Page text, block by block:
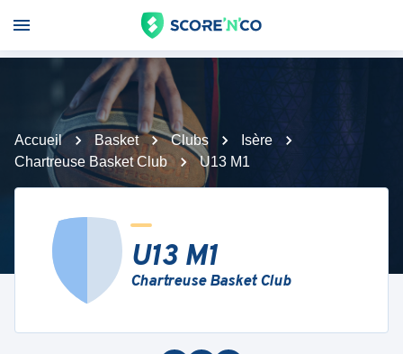
Accueil Basket Clubs
Isère
Chartreuse Basket Club
U13 M1
U13 M1
Chartreuse Basket Club